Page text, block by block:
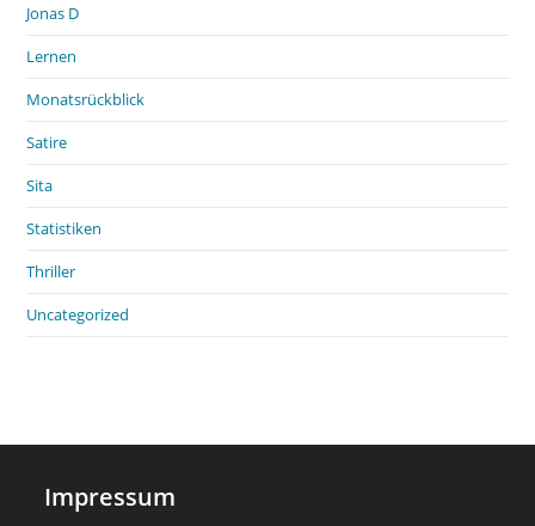
Jonas D
Lernen
Monatsrückblick
Satire
Sita
Statistiken
Thriller
Uncategorized
Impressum